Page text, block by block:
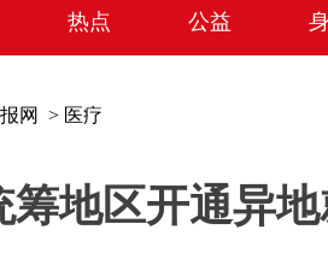
热点 公益
网 > 医疗
筹地区开通异